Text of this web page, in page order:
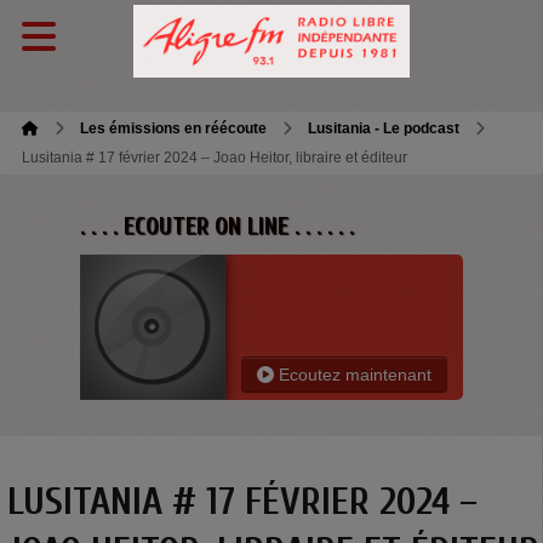
Les émissions en réécoute
Lusitania - Le podcast
Lusitania # 17 février 2024 – Joao Heitor, libraire et éditeur
. . . . ECOUTER ON LINE . . . . . .
Ecoutez maintenant
LUSITANIA # 17 FÉVRIER 2024 –